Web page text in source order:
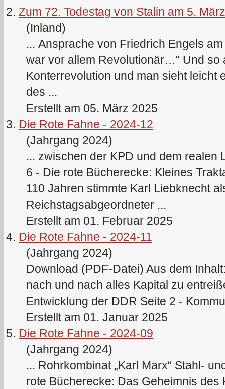
2. Zum 72. Todestag von Stalin am 5.
(Inland)
... Ansprache von Friedrich Engels
war vor allem Revolutionär…“ Und so
Konterrevolution und man sieht leicht
des ...
Erstellt am 05. März 2025
3. Die Rote Fahne - 2024-12
(Jahrgang 2024)
... zwischen der KPD und dem realen
6 - Die rote Bücherecke: Kleines
110 Jahren stimmte Karl Liebknecht
Reichstagsabgeordneter ...
Erstellt am 01. Februar 2025
4. Die Rote Fahne - 2024-11
(Jahrgang 2024)
Download (PDF-Datei) Aus dem
nach und nach alles Kapital zu
Entwicklung der DDR Seite 2 -
Erstellt am 01. Januar 2025
5. Die Rote Fahne - 2024-09
(Jahrgang 2024)
... Rohrkombinat „Karl Marx“ Stahl-
rote Bücherecke: Das Geheimnis des